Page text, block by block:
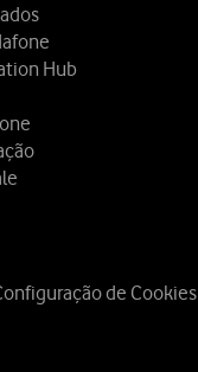
Hub
de Cookies